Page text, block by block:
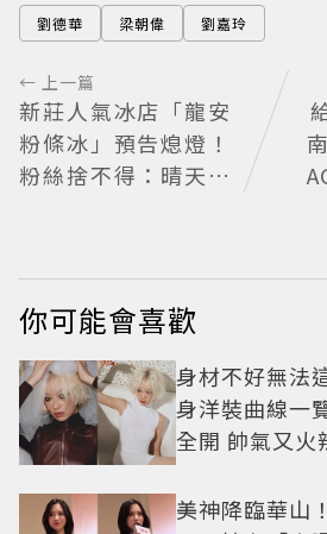
劉德華 梁朝偉 劉嘉玲
← 上一篇
新莊人氣冰店「龍安
粉條冰」預告熄燈！
粉絲捨不得：晴天霹
你可能會喜歡
身材不好無法
身洋裝曲線一
全開 帥氣又火
美神降臨華山